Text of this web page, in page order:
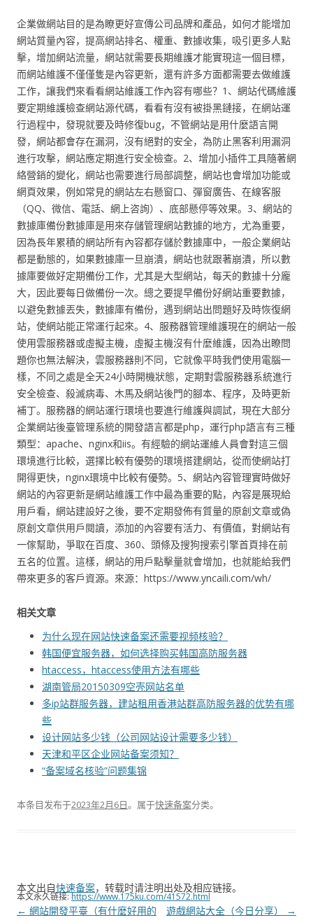
企業做網站目的是為瞭更好宣傳公司品牌和產品，如何才能增加
網站質量內容，提高網站排名、權重、數據收集，吸引更多人點
擊，增加網站流量，網站就需要長期維護才能實現這一個目標，
而網站維護不僅僅隻是內容更新，還有許多方面都需要去做維護
工作，讓我們來看看網站維護工作內容有哪些？1、網站代碼維護
要定期維護檢查網站源代碼，看看有沒有被掛黑鏈接，在網站運
行過程中，發現就要及時修復bug，不管網站是用什麼語言開
發，網站都會存在漏洞，沒有絕對的安全，為防止黑客利用漏洞
進行攻擊，網站應定期進行安全檢查。2、增加小插件工具隨著網
絡營銷的變化，網站也需要進行局部調整，網站也會增加功能或
網頁效果，例如常見的網站左右懸窗口、彈窗廣告、在線客服
（QQ、微信、電話、網上咨詢）、底部懸停等效果。3、網站的
數據庫備份數據庫是用來存儲管理網站數據的地方，尤為重要，
因為長年累積的網站所有內容都存儲於數據庫中，一般企業網站
都是動態的，如果數據庫一旦崩潰，網站也就跟著崩潰，所以數
據庫要做好定期備份工作，尤其是大型網站，每天的數據十分龐
大，因此要每日做備份一次。總之要提早備份好網站重要數據，
以避免數據丟失，數據庫有備份，遇到網站出問題好及時恢復網
站，使網站能正常運行起來。4、服務器管理維護現在的網站一般
使用雲服務器或虛擬主機，虛擬主機沒有什麼維護，因為出瞭問
題你也無法解決，雲服務器則不同，它就像平時我們使用電腦一
樣，不同之處是全天24小時開機狀態，定期對雲服務器系統進行
安全檢查、殺滅病毒、木馬及網站後門的腳本、程序，及時更新
補丁。服務器的網站運行環境也要進行維護與調試，現在大部分
企業網站後臺管理系統的開發語言都是php，運行php語言有三種
類型：apache、nginx和iis。有經驗的網站運維人員會對這三個
環境進行比較，選擇比較有優勢的環境搭建網站，從而使網站打
開得更快，nginx環境中比較有優勢。5、網站內容管理實時做好
網站的內容更新是網站維護工作中最為重要的點，內容是展現給
用戶看，網站建設好之後，要不定期發佈有質量的原創文章或偽
原創文章供用戶閱讀，添加的內容要有活力、有價值，對網站有
一傢幫助，爭取在百度、360、頭條及搜狗搜索引擎首頁排在前
五名的位置。這樣，網站的用戶點擊量就會增加，也就能給我們
帶來更多的客戶資源。來源：https://www.yncaili.com/wh/
相关文章
为什么现在网站快速备案还需要视频核验？
韩国便宜服务器，如何选择购买韩国高防服务器
htaccess，htaccess使用方法有哪些
湖南管局20150309空壳网站名单
多ip站群服务器，建站租用香港站群高防服务器的优势有哪
些
设计网站多少钱（公司网站设计需要多少钱）
天津和平区企业网站备案须知？
“备案域名核验”问题集锦
本条目发布于2023年2月6日。属于快速备案分类。
本文出自快速备案，转载时请注明出处及相应链接。
本文永久链接:https://www.175ku.com/41572.html
文
← 網站開發平臺（有什麼好用的
遊戲網站大全（今日分享） →